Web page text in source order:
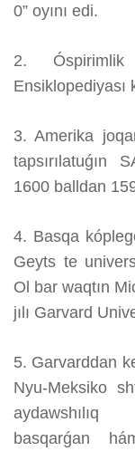
0” oyını edi.
2.
Ensiklopediyası
3. Amerika
tapsırılatuǵın
1600 balldan
4. Basqa
Geyts te
Ol bar waqtın
jılı Garvard
5. Garvarddan
Nyu-Meksiko
aydawshılıq
basqarǵan